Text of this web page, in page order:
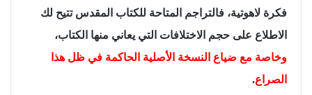
فكرة لاهوتية، فالتراجم المتاحة للكتاب المقدس تتيح لك
الاطلاع على حجم الاختلافات التي يعاني منها الكتاب،
وخاصة مع ضياع النسخة الأصلية الحاكمة في ظل هذا
الصراع.